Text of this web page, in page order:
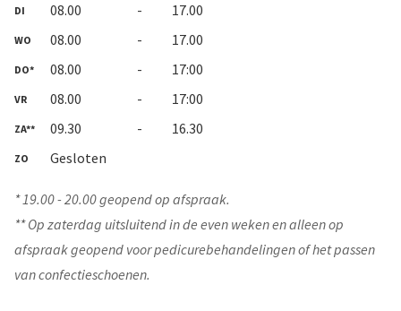
DI 08.00 - 17.00
WO 08.00 - 17.00
DO* 08.00 - 17:00
VR 08.00 - 17:00
ZA** 09.30 - 16.30
ZO Gesloten
* 19.00 - 20.00 geopend op afspraak.
** Op zaterdag uitsluitend in de even weken en alleen op
afspraak geopend voor pedicurebehandelingen of het passen
van confectieschoenen.